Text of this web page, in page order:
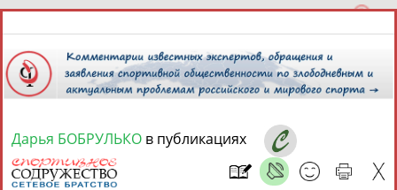
7 августа 2026 года,
СПОРТСМЕНЫ, ТРЕНЕРЫ И СПЕЦИАЛИСТЫ
Дарья БОБРУЛЬКО в публикациях